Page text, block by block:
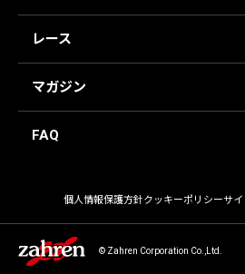
レース
マガジン
FAQ
個人情報保護方針クッキーポリシーサ
© Zahren Corporation Co.,Ltd.